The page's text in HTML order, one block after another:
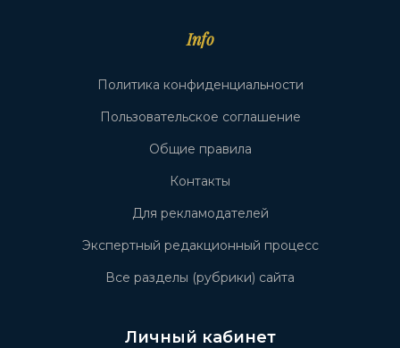
Info
Политика конфиденциальности
Пользовательское соглашение
Общие правила
Контакты
Для рекламодателей
Экспертный редакционный процесс
Все разделы (рубрики) сайта
Личный кабинет